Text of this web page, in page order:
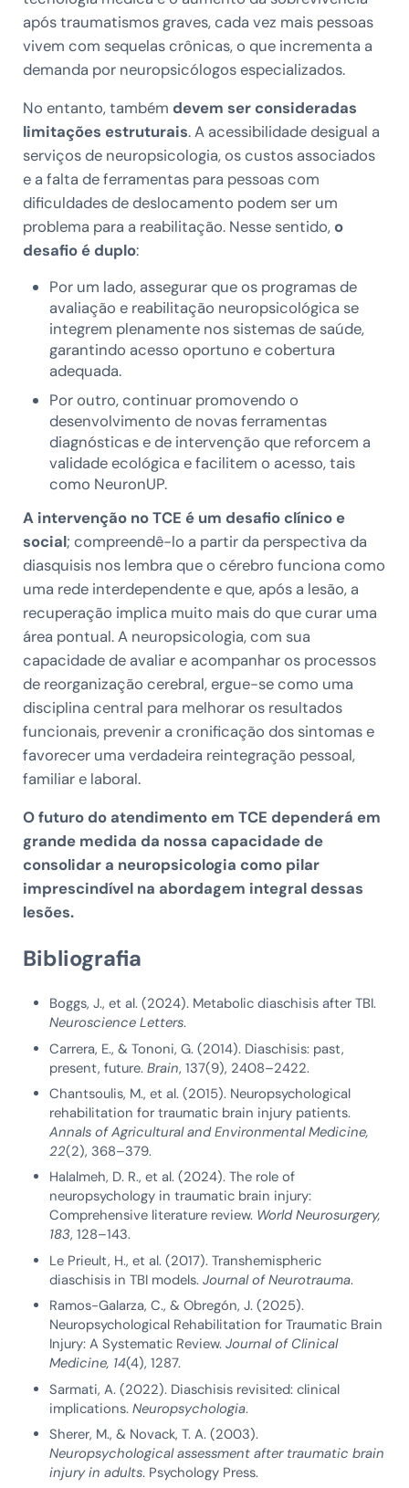
após traumatismos graves, cada vez mais pessoas
vivem com sequelas crônicas, o que incrementa a
demanda por neuropsicólogos especializados.
No entanto, também devem ser consideradas
limitações estruturais. A acessibilidade desigual a
serviços de neuropsicologia, os custos associados
e a falta de ferramentas para pessoas com
dificuldades de deslocamento podem ser um
problema para a reabilitação. Nesse sentido,o
desafio é duplo:
Por um lado, assegurar que os programas de
avaliação e reabilitação neuropsicológica se
integrem plenamente nos sistemas de saúde,
garantindo acesso oportuno e cobertura
adequada.
Por outro, continuar promovendo o
desenvolvimento de novas ferramentas
diagnósticas e de intervenção que reforcem a
validade ecológica e facilitem o acesso, tais
como NeuronUP.
A intervenção no TCE é um desafio clínico e
social; compreendê-lo a partir da perspectiva da
diasquisis nos lembra que o cérebro funciona como
uma rede interdependente e que, após a lesão, a
recuperação implica muito mais do que curar uma
área pontual. A neuropsicologia, com sua
capacidade de avaliar e acompanhar os processos
de reorganização cerebral, ergue-se como uma
disciplina central para melhorar os resultados
funcionais, prevenir a cronificação dos sintomas e
favorecer uma verdadeira reintegração pessoal,
familiar e laboral.
O futuro do atendimento em TCE dependerá em
grande medida da nossa capacidade de
consolidar a neuropsicologia como pilar
imprescindível na abordagem integral dessas
lesões.
Bibliografia
Boggs, J., et al. (2024). Metabolic diaschisis after TBI.
Neuroscience Letters.
Carrera, E., & Tononi, G. (2014). Diaschisis: past,
present, future.Brain, 137(9), 2408–2422.
Chantsoulis, M., et al. (2015). Neuropsychological
rehabilitation for traumatic brain injury patients.
Annals of Agricultural and Environmental Medicine,
22(2), 368–379.
Halalmeh, D. R., et al. (2024). The role of
neuropsychology in traumatic brain injury:
Comprehensive literature review. World Neurosurgery,
183, 128–143.
Le Prieult, H., et al. (2017). Transhemispheric
diaschisis in TBI models.Journal of Neurotrauma.
Ramos-Galarza, C., & Obregón, J. (2025).
Neuropsychological Rehabilitation for Traumatic Brain
Injury: A Systematic Review.Journal of Clinical
Medicine, 14(4), 1287.
Sarmati, A. (2022). Diaschisis revisited: clinical
implications.Neuropsychologia.
Sherer, M., & Novack, T. A. (2003).
Neuropsychological assessment after traumatic brain
injury in adults. Psychology Press.